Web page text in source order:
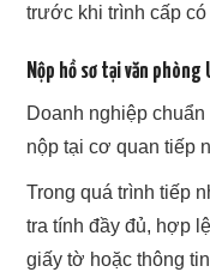
trước khi trình cấp
Nộp hồ sơ tại văn phòng
Doanh nghiệp
nộp tại cơ quan tiếp
Trong quá trình tiếp
tra tính đầy đủ, hợp
giấy tờ hoặc thông